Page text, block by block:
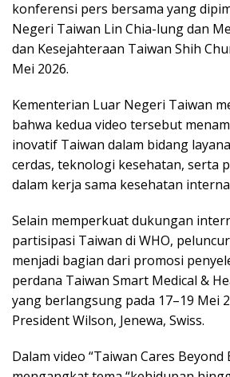
konferensi pers bersama yang
Negeri Taiwan Lin Chia-lung dan
dan Kesejahteraan Taiwan Shih
Mei 2026.
Kementerian Luar Negeri Taiwan
bahwa kedua video tersebut
inovatif Taiwan dalam bidang
cerdas, teknologi kesehatan, serta
dalam kerja sama kesehatan
Selain memperkuat dukungan
partisipasi Taiwan di WHO,
menjadi bagian dari promosi
perdana Taiwan Smart Medical &
yang berlangsung pada 17–19 Mei
President Wilson, Jenewa, Swiss.
Dalam video “Taiwan Cares Beyond